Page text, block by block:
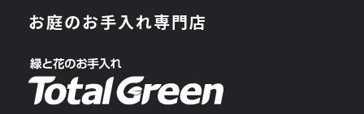
お庭のお手入れ専門店